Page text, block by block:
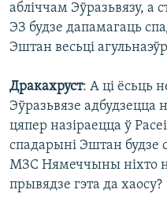
абліччам Эўразьвязу, а
ЭЗ будзе дапамагаць
Эштан весьці
Дракахруст: А ці ёсьць
Эўразьвязе адбудзецца
цяпер назіраецца ў
спадарыні Эштан будзе
МЗС Нямеччыны ніхто
прывядзе гэта да хаосу?